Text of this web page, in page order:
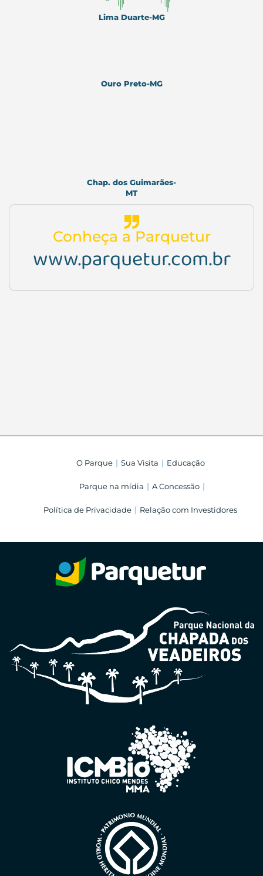
Lima Duarte-MG
Ouro Preto-MG
Chap. dos Guimarães-
MT
Conheça a Parquetur
www.parquetur.com.br
O Parque Sua Visita Educação
Parque na mídia A Concessão
Política de Privacidade Relação com Investidores